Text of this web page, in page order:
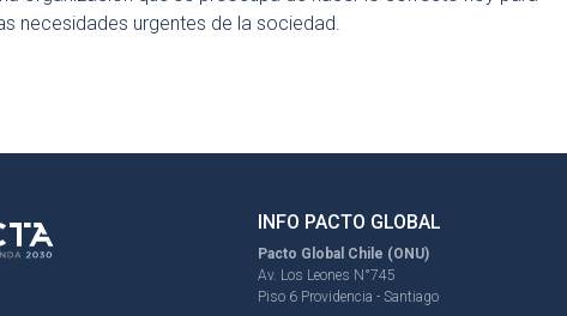
necesidades urgentes de la sociedad.
INFO PACTO GLOBAL
Pacto Global Chile (ONU)
Av. Los Leones N°745
Piso 6 Providencia - Santiago